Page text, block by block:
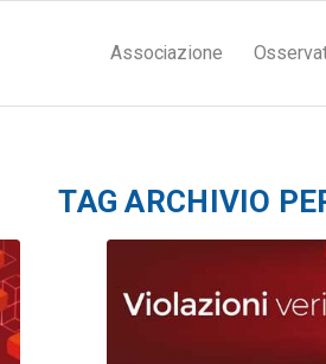
Associazione
TAG ARCHIVIO